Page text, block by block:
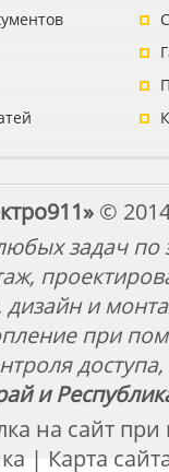
©
задач по
дизайн и
при
и
на сайт
| Карта